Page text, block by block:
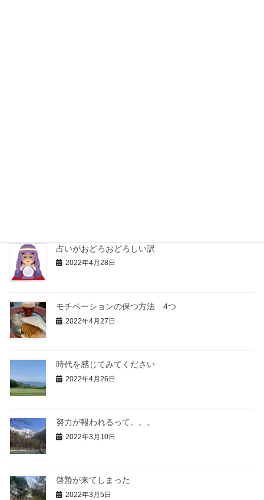
占いがおどろおどろしい訳
2022年4月28日
モチベーションの保つ方法 4つ
2022年4月27日
時代を感じてみてください
2022年4月26日
努力が報われるって。。。
2022年3月10日
啓蟄が来てしまった
2022年3月5日